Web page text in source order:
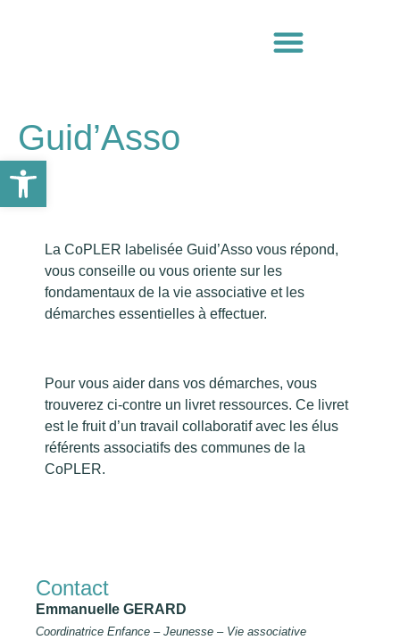
Guid’Asso
La CoPLER labelisée Guid’Asso vous répond,
vous conseille ou vous oriente sur les
fondamentaux de la vie associative et les
démarches essentielles à effectuer.
Pour vous aider dans vos démarches, vous
trouverez ci-contre un livret ressources. Ce livret
est le fruit d’un travail collaboratif avec les élus
référents associatifs des communes de la
CoPLER.
Contact
Emmanuelle GERARD
Coordinatrice Enfance – Jeunesse – Vie associative
Ouvrir la barre d’outils